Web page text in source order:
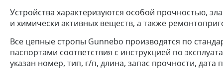
Устройства характеризуются особой прочностью,
и химически активных веществ, а также
Все цепные стропы Gunnebo производятся по
паспортами соответствия с инструкцией по
указан номер, тип, г/п, длина, запас прочности,